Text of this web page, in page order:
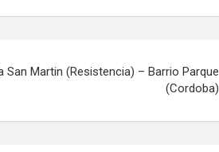
San Martin (Resistencia) – Barrio Parque
(Cordoba)